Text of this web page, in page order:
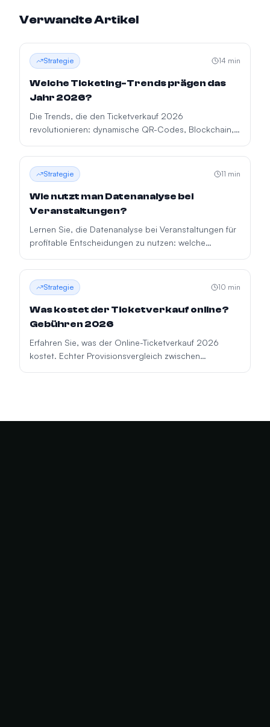
Verwandte Artikel
Strategie 14 min
Welche Ticketing-Trends prägen das
Jahr 2026?
Die Trends, die den Ticketverkauf 2026
revolutionieren: dynamische QR-Codes, Blockchain,
und intelligentes Eventmanagement.
Strategie 11 min
Wie nutzt man Datenanalyse bei
Veranstaltungen?
Lernen Sie, die Datenanalyse bei Veranstaltungen für
profitable Entscheidungen zu nutzen: welche
und die Nachfrage prognostizieren.
Strategie 10 min
Was kostet der Ticketverkauf online?
Gebühren 2026
Erfahren Sie, was der Online-Ticketverkauf 2026
kostet. Echter Provisionsvergleich zwischen